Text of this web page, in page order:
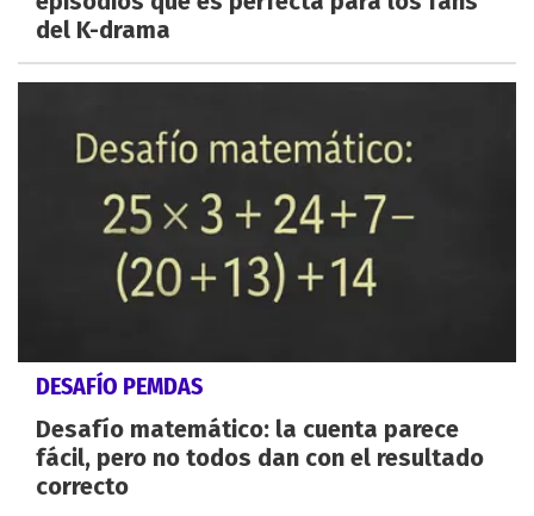
del K-drama
DESAFÍO PEMDAS
Desafío matemático: la cuenta parece
fácil, pero no todos dan con el resultado
correcto